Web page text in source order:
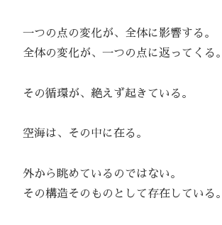
一つの点の変化が、全体に影響する。
全体の変化が、一つの点に返ってくる。
その循環が、絶えず起きている。
空海は、その中に在る。
外から眺めているのではない。
その構造そのものとして存在している。